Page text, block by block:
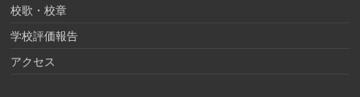
校歌・校章
学校評価報告
アクセス